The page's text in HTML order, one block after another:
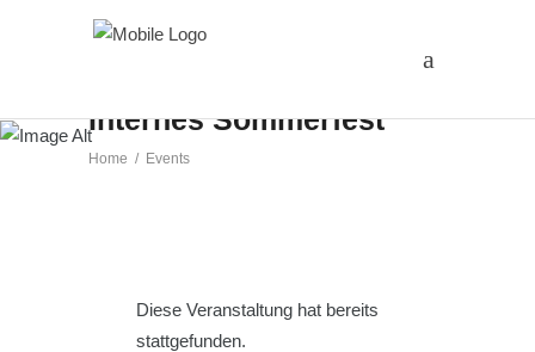
Internes Sommerfest
Home / Events
Diese Veranstaltung hat bereits
stattgefunden.